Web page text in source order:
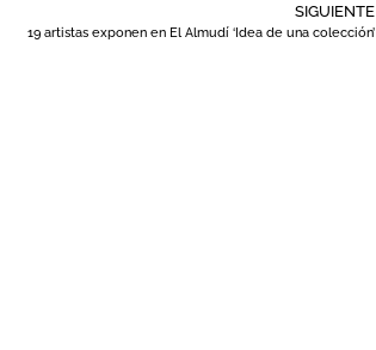
SIGUIENTE
19 artistas exponen en El Almudí ‘Idea de una colección’